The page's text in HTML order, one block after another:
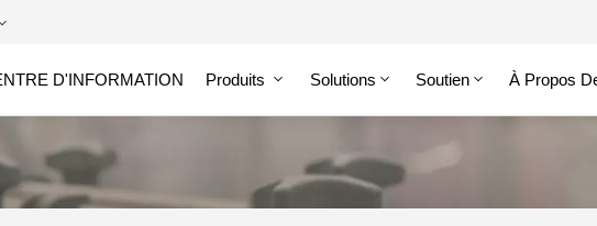
D'INFORMATION Produits Solutions Soutien À Propos